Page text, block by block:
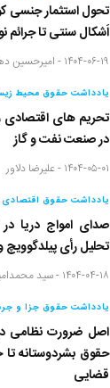
تحول استثمار جنسی
اَشکال سنتی تا
۱۴۰۴-۰۶-۱۹ - امیرحسین
یادداشت حقوق محیط
تحریم های
در صنعت نفت و گاز
۱۴۰۴-۰۵-۰۱ - علیرضا دلاور
یادداشت حقوق اقتصادی
صدای امواج دریا
تحلیل رأی پیلدگوویچ
۱۴۰۴-۰۴-۱۸ - سید
یادداشت حقوق جزا و
اصل ضرورت نظامی
حقوق بشردوستانه تا
قضایی